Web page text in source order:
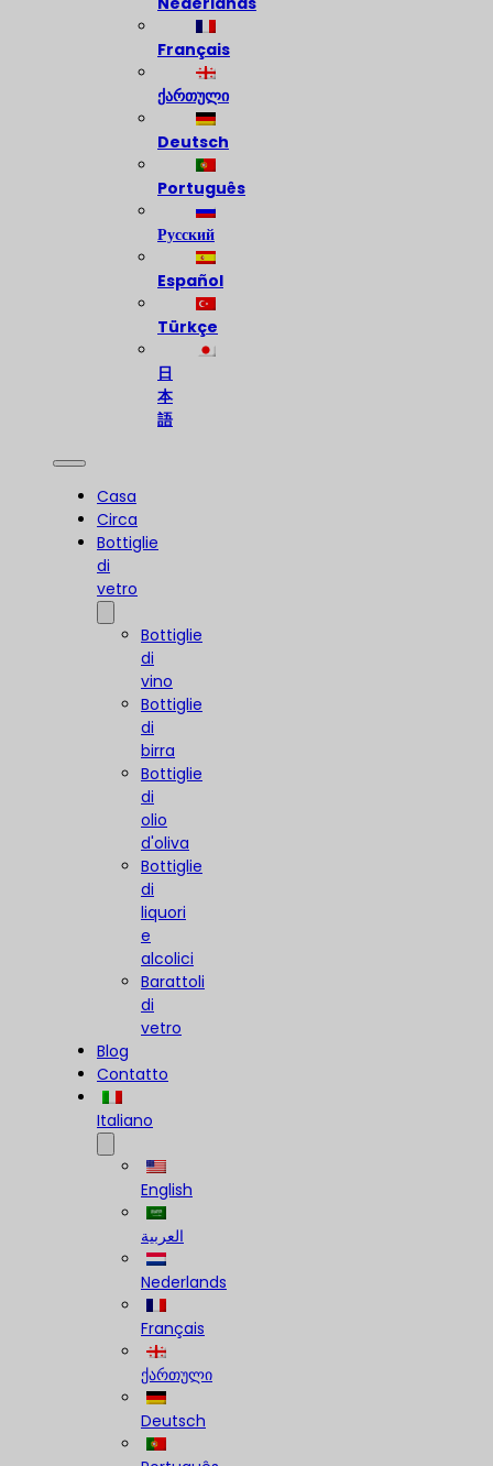
Français
ქართული
Deutsch
Português
Русский
Español
Türkçe
日
本
語
Casa
Circa
Bottiglie
di
vetro
Bottiglie
di
vino
Bottiglie
di
birra
Bottiglie
di
olio
d'oliva
Bottiglie
di
liquori
e
alcolici
Barattoli
di
vetro
Blog
Contatto
Italiano
English
العربية
Nederlands
Français
ქართული
Deutsch